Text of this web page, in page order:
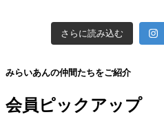
さらに読み込む
みらいあんの仲間たちをご紹介
会員ピックアップ